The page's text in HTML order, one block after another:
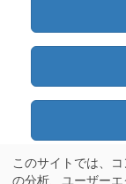
このサイトでは、
の分析、ユーザー